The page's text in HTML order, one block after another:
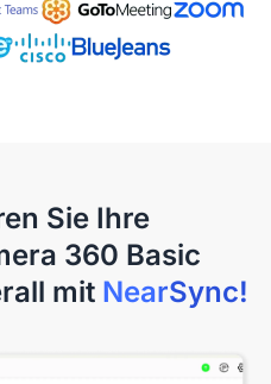
Sie Ihre
360 Basic
mit NearSync!